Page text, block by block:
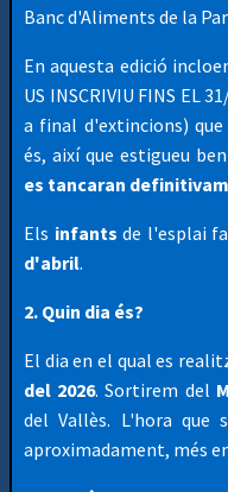
Banc d'Aliments de la
En aquesta edició
US INSCRIVIU FINS EL
a final d'extincions)
és, així que estigueu
es tancaran
Els infants de l'esplai
d'abril.
2. Quin dia és?
El dia en el qual es
del 2026. Sortirem del
del Vallès. L'hora que
aproximadament, més